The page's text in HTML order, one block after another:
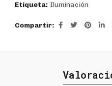
Etiqueta: Iluminación
Compartir